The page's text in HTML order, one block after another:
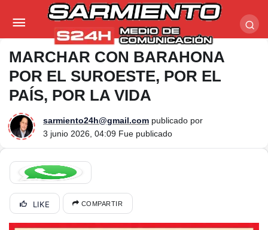
MARCHAR CON BARAHONA
POR EL SUROESTE, POR EL
PAÍS, POR LA VIDA
sarmiento24h@gmail.com publicado por
3 junio 2026, 04:09 Fue publicado
LIKE COMPARTIR
MARCHAR CON BARAHONA POR EL SUROESTE,
POR EL PAÍS, POR LA VIDA